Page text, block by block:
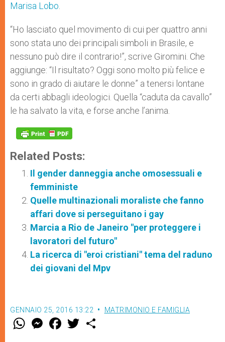
Marisa Lobo
“Ho lasciato quel movimento di cui per quattro anni
sono stata uno dei principali simboli in Brasile, e
nessuno può dire il contrario!”, scrive Giromini. Che
aggiunge: “Il risultato? Oggi sono molto più felice e
sono in grado di aiutare le donne” a tenersi lontane
da certi abbagli ideologici. Quella “caduta da cavallo”
le ha salvato la vita, e forse anche l’anima.
Related Posts:
Il gender danneggia anche omosessuali e
femministe
Quelle multinazionali moraliste che fanno
affari dove si perseguitano i gay
Marcia a Rio de Janeiro "per proteggere i
lavoratori del futuro"
La ricerca di "eroi cristiani" tema del raduno
dei giovani del Mpv
GENNAIO 25, 2016 13:22 MATRIMONIO E FAMIGLIA
W M
e
F
a w